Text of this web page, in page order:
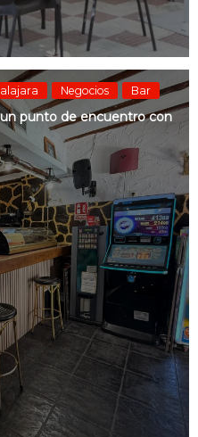
Negocios Bar
punto de encuentro con